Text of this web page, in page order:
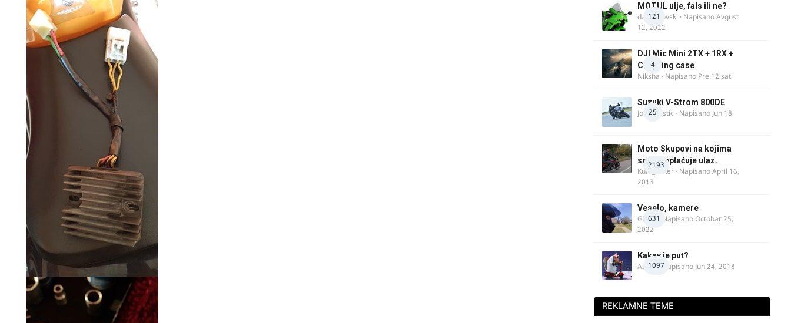
121
MOTUL ulje, fals ili ne?
dalipopovski · NapisanoAvgust
12, 2022
4
DJI Mic Mini 2TX + 1RX +
Charging case
Niksha · Napisano Pre 12 sati
25
Suzuki V-Strom 800DE
Jovan Ristic · Napisano Jun 18
2193
Moto Skupovi na kojima
se ne naplaćuje ulaz.
Kum_Mixer · NapisanoApril 16,
2013
631
Veselo, kamere
GR 46· NapisanoOctobar 25,
2022
1097
Kakav je put?
Astral· Napisano Jun 24, 2018
REKLAMNE TEME